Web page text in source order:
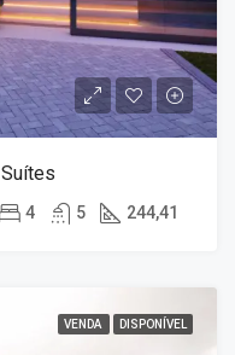
4 5 244,41
VENDA DISPONÍVEL